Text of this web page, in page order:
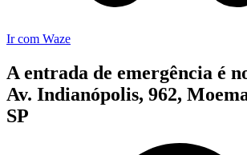
Ir com Waze
A entrada de emergência é
Av. Indianópolis, 962,
SP